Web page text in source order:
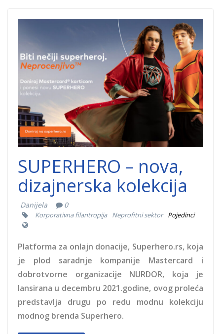
superhero-
nova-
kolekcija.png
SUPERHERO – nova,
dizajnerska kolekcija
Danijela 0
Korporativna filantropija Neprofitni sektor Pojedinci
Platforma za onlajn donacije, Superhero.rs, koja
je plod saradnje kompanije Mastercard i
dobrotvorne organizacije NURDOR, koja je
lansirana u decembru 2021.godine, ovog proleća
predstavlja drugu po redu modnu kolekciju
modnog brenda Superhero.